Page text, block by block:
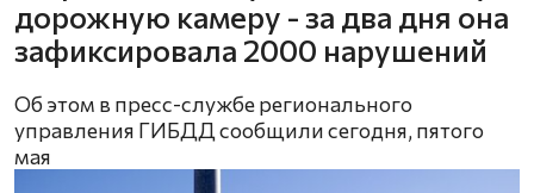
дорожную камеру - за два дня она
зафиксировала 2000 нарушений
Об этом в пресс-службе регионального
управления ГИБДД сообщили сегодня, пятого
мая